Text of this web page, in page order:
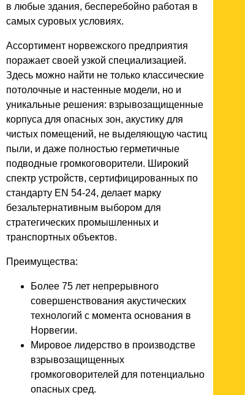
в любые здания, бесперебойно работая в
самых суровых условиях.
Ассортимент норвежского предприятия
поражает своей узкой специализацией.
Здесь можно найти не только классические
потолочные и настенные модели, но и
уникальные решения: взрывозащищенные
корпуса для опасных зон, акустику для
чистых помещений, не выделяющую частиц
пыли, и даже полностью герметичные
подводные громкоговорители. Широкий
спектр устройств, сертифицированных по
стандарту EN 54-24, делает марку
безальтернативным выбором для
стратегических промышленных и
транспортных объектов.
Преимущества:
Более 75 лет непрерывного
совершенствования акустических
технологий с момента основания в
Норвегии.
Мировое лидерство в производстве
взрывозащищенных
громкоговорителей для потенциально
опасных сред.